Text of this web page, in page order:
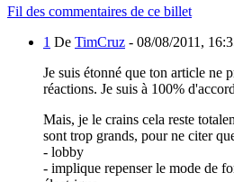
Fil des commentaires de ce billet
1 De TimCruz - 08/08/2011,
Je suis étonné que ton article ne
réactions. Je suis à 100%
Mais, je le crains cela reste
sont trop grands, pour ne citer
- lobby
- implique repenser le mode de